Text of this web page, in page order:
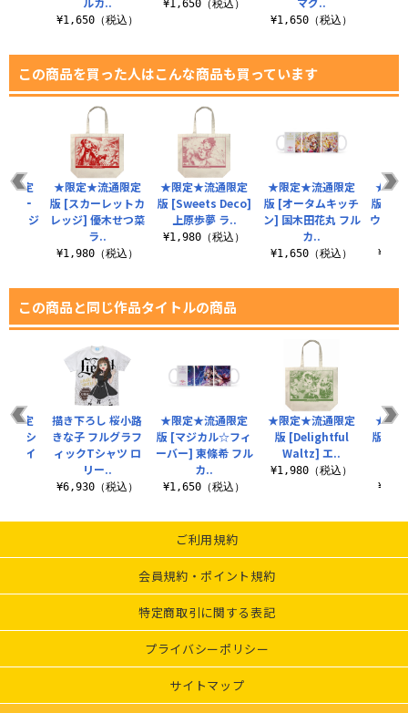
¥1,650（税込）
¥1,650（税込）
¥1,650（税込）
この商品を買った人はこんな商品も買っています
★限定★流通限定
版 [Sweets Deco]
上原歩夢 ラ..
¥1,980（税込）
★限定★流通限定
版 [オータムキッチ
ン] 国木田花丸 フル
カ..
¥1,650（税込）
★限
版 [マ
ウィン
限定
モー
ラージ
★限定★流通限定
版 [スカーレットカ
レッジ] 優木せつ菜
ラ..
¥1,980（税込）
この商品と同じ作品タイトルの商品
★限定★流通限定
版 [マジカル☆フィ
ーバー] 東條希 フル
カ..
¥1,650（税込）
★限定★流通限定
版 [Delightful
Waltz] エ..
¥1,980（税込）
★限
版 東
限定
奈 Tシ
ライ
描き下ろし 桜小路
きな子 フルグラフ
ィックTシャツ ロ
リー..
¥6,930（税込）
ご利用規約
会員規約・ポイント規約
特定商取引に関する表記
プライバシーポリシー
サイトマップ